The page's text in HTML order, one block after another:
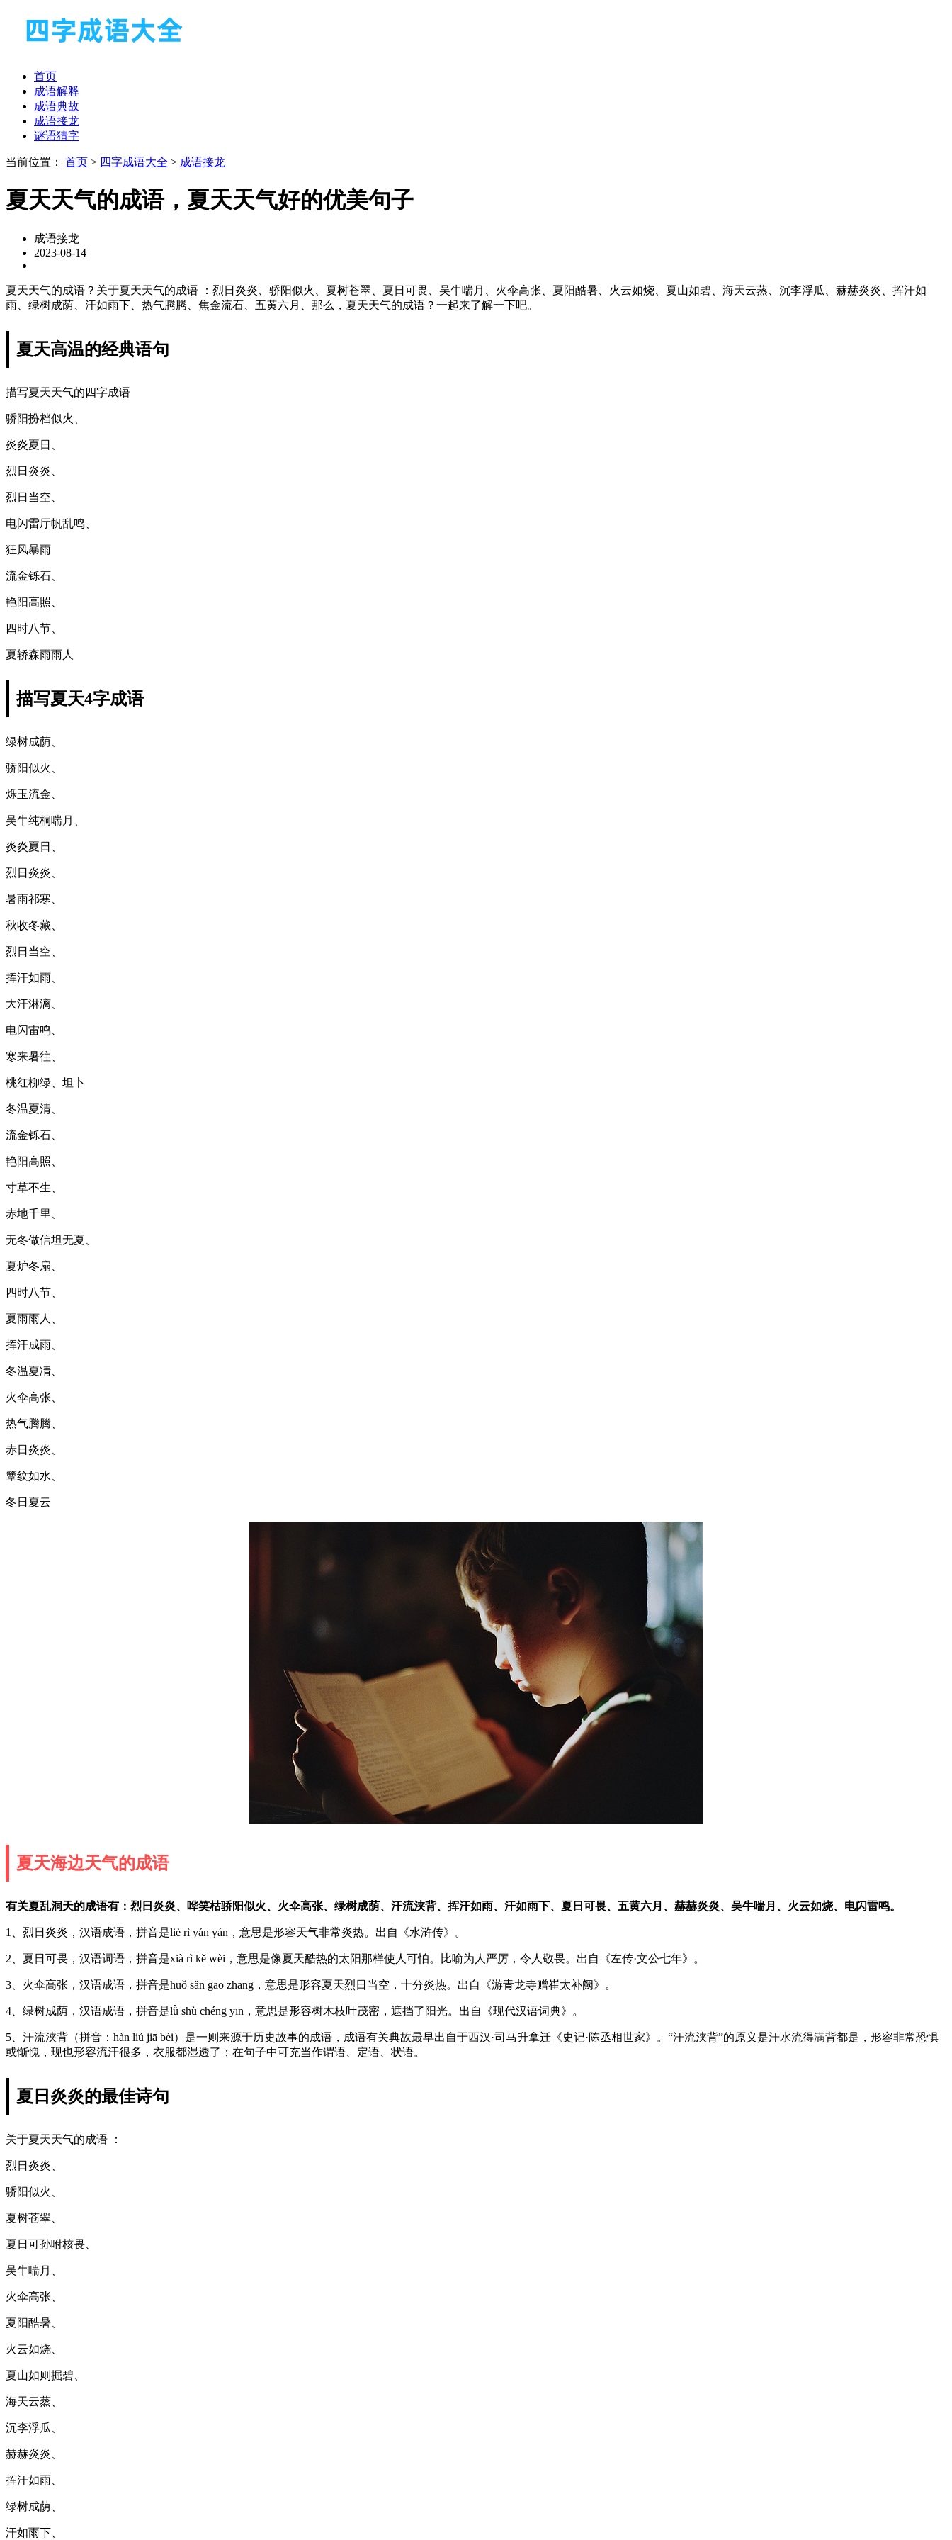
首页
成语解释
成语典故
成语接龙
谜语猜字
当前位置： 首页 > 四字成语大全 > 成语接龙
夏天天气的成语，夏天天气好的优美句子
成语接龙
2023-08-14
夏天天气的成语？关于夏天天气的成语 ：烈日炎炎、骄阳似火、夏树苍翠、夏日可畏、吴牛喘月、火伞高张、夏阳酷暑、火云如烧、夏山如碧、海天云蒸、沉李浮瓜、赫赫炎炎、挥汗如
雨、绿树成荫、汗如雨下、热气腾腾、焦金流石、五黄六月、那么，夏天天气的成语？一起来了解一下吧。
夏天高温的经典语句
描写夏天天气的四字成语
骄阳扮档似火、
炎炎夏日、
烈日炎炎、
烈日当空、
电闪雷厅帆乱鸣、
狂风暴雨
流金铄石、
艳阳高照、
四时八节、
夏轿森雨雨人
描写夏天4字成语
绿树成荫、
骄阳似火、
烁玉流金、
吴牛纯桐喘月、
炎炎夏日、
烈日炎炎、
暑雨祁寒、
秋收冬藏、
烈日当空、
挥汗如雨、
大汗淋漓、
电闪雷鸣、
寒来暑往、
桃红柳绿、坦卜
冬温夏清、
流金铄石、
艳阳高照、
寸草不生、
赤地千里、
无冬做信坦无夏、
夏炉冬扇、
四时八节、
夏雨雨人、
挥汗成雨、
冬温夏凊、
火伞高张、
热气腾腾、
赤日炎炎、
簟纹如水、
冬日夏云
夏天海边天气的成语
有关夏乱洞天的成语有：烈日炎炎、哗笑枯骄阳似火、火伞高张、绿树成荫、汗流浃背、挥汗如雨、汗如雨下、夏日可畏、五黄六月、赫赫炎炎、吴牛喘月、火云如烧、电闪雷鸣。
1、烈日炎炎，汉语成语，拼音是liè rì yán yán，意思是形容天气非常炎热。出自《水浒传》。
2、夏日可畏，汉语词语，拼音是xià rì kě wèi，意思是像夏天酷热的太阳那样使人可怕。比喻为人严厉，令人敬畏。出自《左传·文公七年》。
3、火伞高张，汉语成语，拼音是huǒ sǎn gāo zhāng，意思是形容夏天烈日当空，十分炎热。出自《游青龙寺赠崔太补阙》。
4、绿树成荫，汉语成语，拼音是lǜ shù chéng yīn，意思是形容树木枝叶茂密，遮挡了阳光。出自《现代汉语词典》。
5、汗流浃背（拼音：hàn liú jiā bèi）是一则来源于历史故事的成语，成语有关典故最早出自于西汉·司马升拿迁《史记·陈丞相世家》。“汗流浃背”的原义是汗水流得满背都是，形容非常恐惧
或惭愧，现也形容流汗很多，衣服都湿透了；在句子中可充当作谓语、定语、状语。
夏日炎炎的最佳诗句
关于夏天天气的成语 ：
烈日炎炎、
骄阳似火、
夏树苍翠、
夏日可孙咐核畏、
吴牛喘月、
火伞高张、
夏阳酷暑、
火云如烧、
夏山如则掘碧、
海天云蒸、
沉李浮瓜、
赫赫炎炎、
挥汗如雨、
绿树成荫、
汗如雨下、